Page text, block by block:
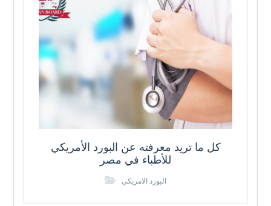
كل ما تريد معرفته عن البورد الأمريكي
للأطباء في مصر
البورد الامريكي